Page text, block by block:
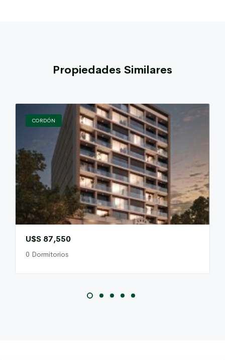
Propiedades Similares
CORDÓN
U$S 87,550
0 Dormitorios